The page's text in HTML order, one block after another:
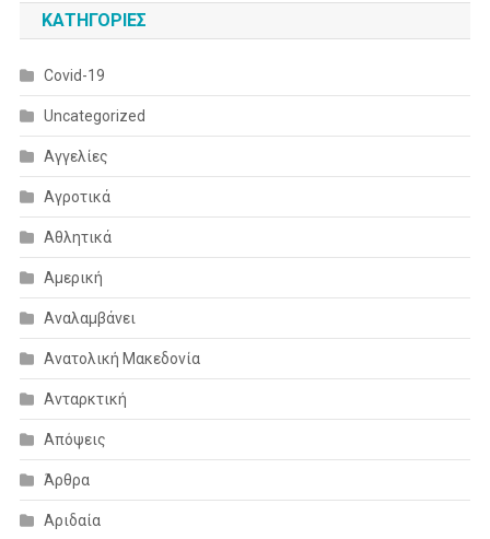
KΑΤΗΓΟΡΊΕΣ
Covid-19
Uncategorized
Αγγελίες
Αγροτικά
Αθλητικά
Αμερική
Αναλαμβάνει
Ανατολική Μακεδονία
Ανταρκτική
Απόψεις
Άρθρα
Αριδαία